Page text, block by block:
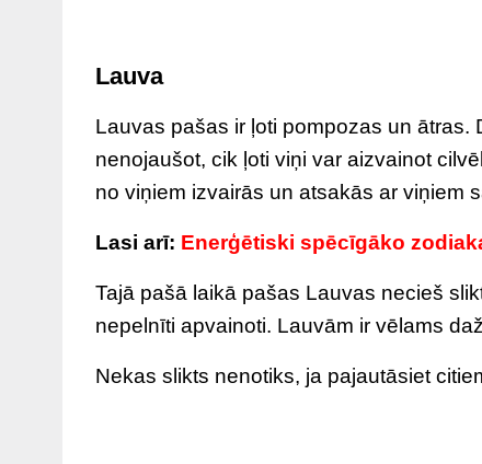
Lauva
Lauvas pašas ir ļoti pompozas un
nenojaušot, cik ļoti viņi var aizvainot
no viņiem izvairās un atsakās ar viņiem
Lasi arī: Enerģētiski spēcīgāko
Tajā pašā laikā pašas Lauvas necieš
nepelnīti apvainoti. Lauvām ir vēlams
Nekas slikts nenotiks, ja pajautāsiet